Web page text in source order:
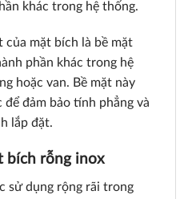
khác trong hệ thống.
của mặt bích là bề mặt
phần khác trong hệ
hoặc van. Bề mặt này
đảm bảo tính phẳng và
lắp đặt.
bích rỗng inox
sử dụng rộng rãi trong